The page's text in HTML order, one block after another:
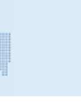
热门搜索：